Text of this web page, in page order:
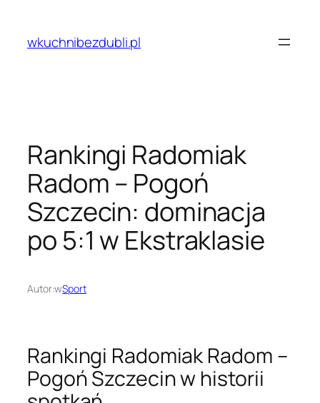
treściwkuchnibezdubli.pl
Rankingi Radomiak
Radom – Pogoń
Szczecin: dominacja
po 5:1 w Ekstraklasie
Autor:wSport
Rankingi Radomiak Radom –
Pogoń Szczecin w historii